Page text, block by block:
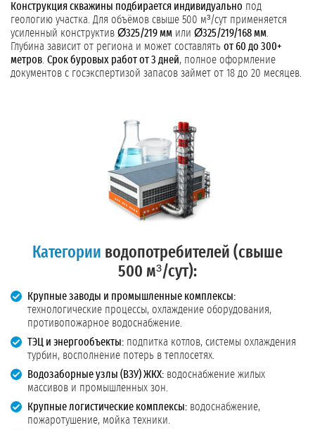
Конструкция скважины подбирается индивидуально под
геологию участка. Для объёмов свыше 500 м³/сут применяется
усиленный конструктив Ø325/219 мм или Ø325/219/168 мм
Глубина зависит от региона и может составлять от 60 до 300+
метров Срок буровых работ от 3 дней, полное оформление
документов с госэкспертизой запасов займет от 18 до 20 месяцев.
Категории водопотребителей (свыше
500 м³/сут):
Крупные заводы и промышленные комплексы:
технологические процессы, охлаждение оборудования,
противопожарное водоснабжение.
ТЭЦ и энергообъекты: подпитка котлов, системы охлаждения
турбин, восполнение потерь в теплосетях.
Водозаборные узлы (ВЗУ) ЖКХ: водоснабжение жилых
массивов и промышленных зон.
Крупные логистические комплексы: водоснабжение,
пожаротушение, мойка техники.